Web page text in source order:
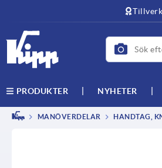
PRODUKTER NYHETER
MANÖVERDELAR HANDTAG,